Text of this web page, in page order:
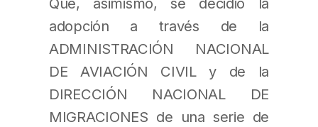
adopción a través de la
ADMINISTRACIÓN NACIONAL
DE AVIACIÓN CIVIL y de la
DIRECCIÓN NACIONAL DE
MIGRACIONES de una serie de